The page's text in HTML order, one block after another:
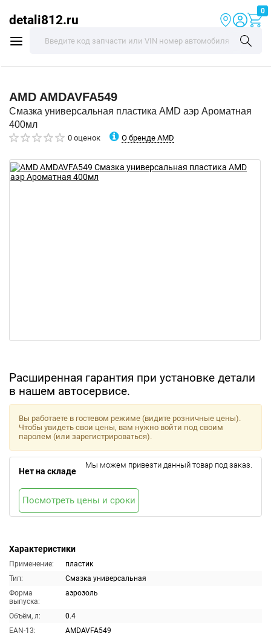
detali812.ru
0
AMD AMDAVFA549
Смазка универсальная пластика AMD аэр Ароматная
400мл
0 оценок О бренде AMD
Расширенная гарантия при установке детали
в нашем автосервисе.
Характеристики
Применение:
пластик
Тип:
Смазка универсальная
Форма
выпуска:
аэрозоль
Объём, л:
0.4
EAN-13:
AMDAVFA549
Вы работаете в гостевом режиме (видите розничные цены).
Чтобы увидеть свои цены, вам нужно войти под своим
паролем (или зарегистрироваться).
Нет на складе
Мы можем привезти данный товар под заказ.
Посмотреть цены и сроки